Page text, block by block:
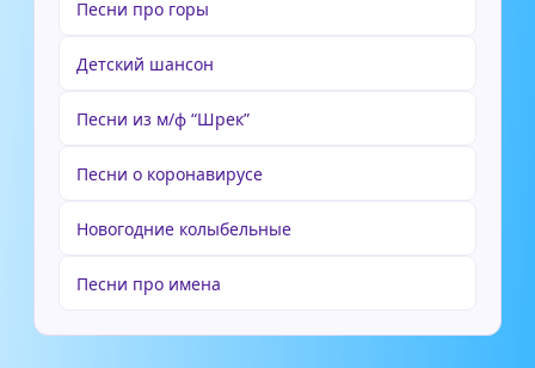
Песни про горы
Детский шансон
Песни из м/ф “Шрек”
Песни о коронавирусе
Новогодние колыбельные
Песни про имена